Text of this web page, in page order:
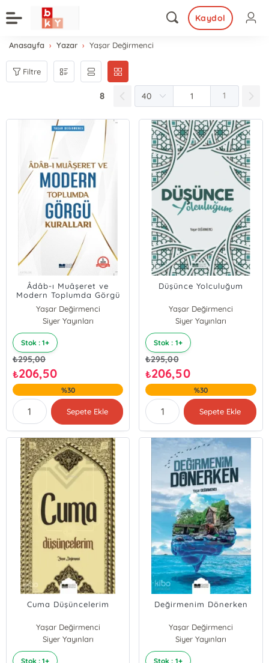
Kaydol
Anasayfa Yazar Yaşar Değirmenci
Filtre
8 1
Âdâb-ı Muâşeret ve
Modern Toplumda Görgü
Yaşar Değirmenci
Siyer Yayınları
Stok : 1+
₺295,00
₺206,50
%30
Sepete Ekle
Düşünce Yolculuğum
Yaşar Değirmenci
Siyer Yayınları
Stok : 1+
₺295,00
₺206,50
%30
Sepete Ekle
Cuma Düşüncelerim
Yaşar Değirmenci
Siyer Yayınları
Stok : 1+
Değirmenim Dönerken
Yaşar Değirmenci
Siyer Yayınları
Stok : 1+